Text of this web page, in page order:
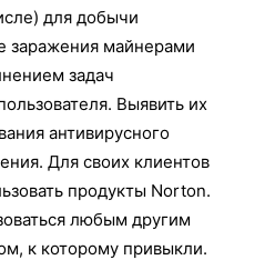
для добычи
заражения майнерами
задач
Выявить их
антивирусного
Для своих клиентов
продукты Norton.
любым другим
к которому привыкли.